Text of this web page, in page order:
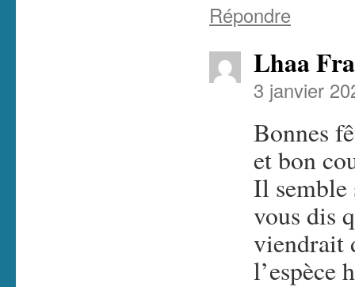
Répondre
Lhaa
3 janvier
Bonnes
et bon
Il semble
vous dis
viendrait
l’espèce